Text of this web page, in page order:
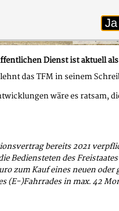
Foto:
Dienst ist aktuell
das TFM in seinem
wäre es ratsam,
bereits 2021
Bediensteten des
zum Kauf eines neuen
(E-)Fahrrades in max. 42
Ja